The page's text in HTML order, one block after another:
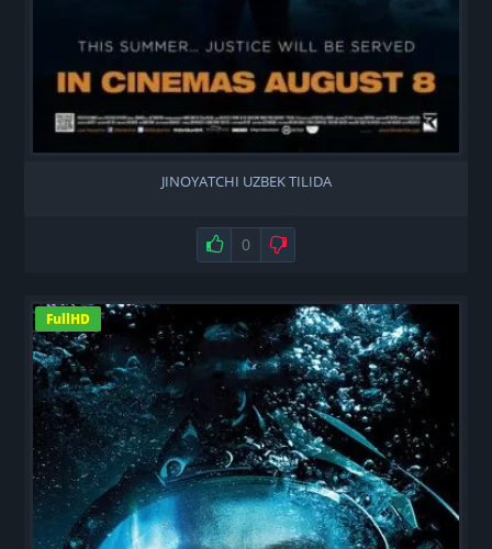
JINOYATCHI UZBEK TILIDA
Нравится
0 Не нравится
FullHD